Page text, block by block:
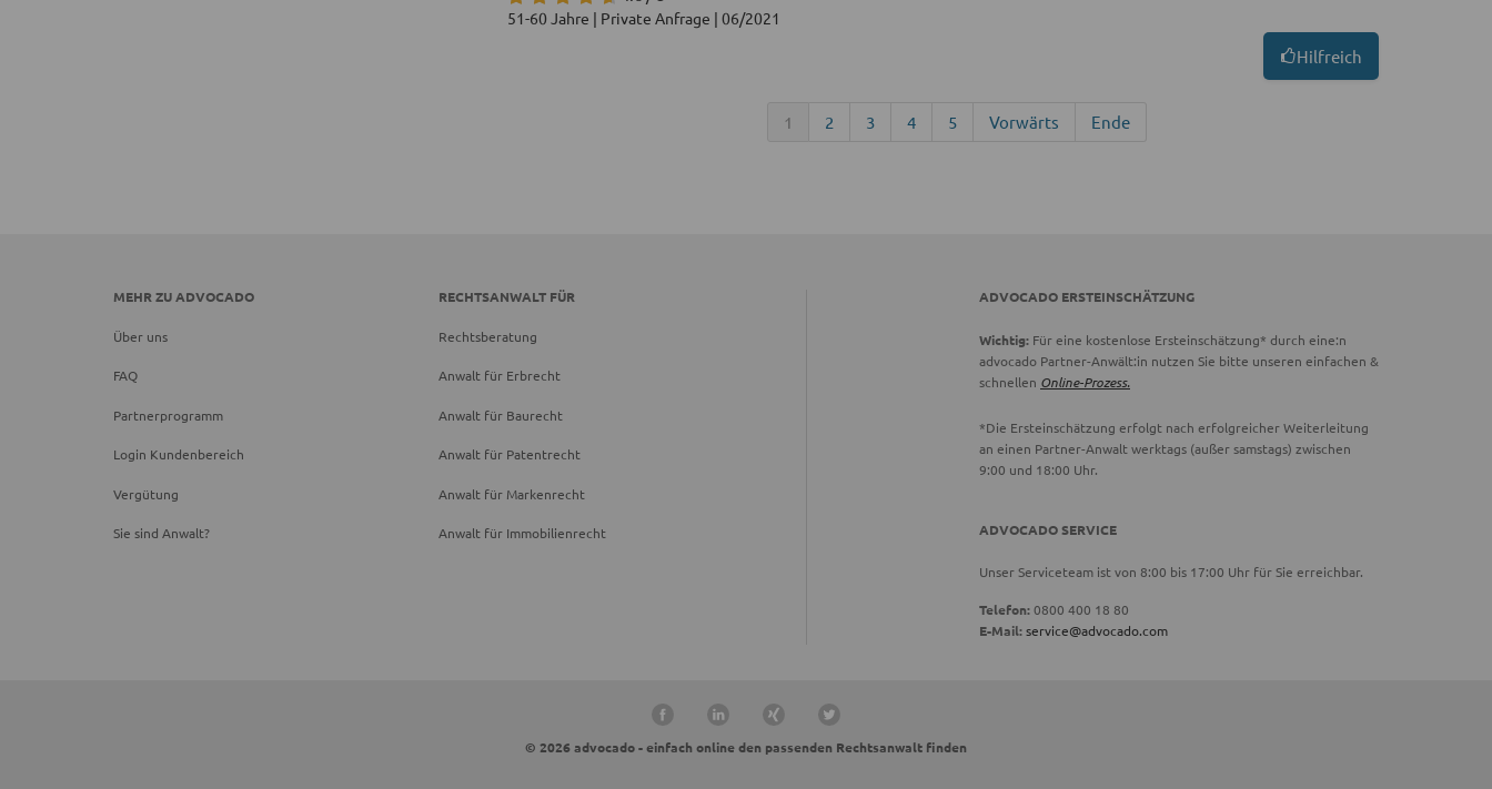
51-60 Jahre | Private Anfrage | 06/2021
Hilfreich
1 2 3 4 5 Vorwärts Ende
MEHR ZU ADVOCADO
Über uns
FAQ
Partnerprogramm
Login Kundenbereich
Vergütung
Sie sind Anwalt?
RECHTSANWALT FÜR
Rechtsberatung
Anwalt für Erbrecht
Anwalt für Baurecht
Anwalt für Patentrecht
Anwalt für Markenrecht
Anwalt für Immobilienrecht
ADVOCADO ERSTEINSCHÄTZUNG
Wichtig: Für eine kostenlose Ersteinschätzung* durch eine:n
advocado Partner-Anwält:in nutzen Sie bitte unseren einfachen &
schnellen Online-Prozess.
*Die Ersteinschätzung erfolgt nach erfolgreicher Weiterleitung
an einen Partner-Anwalt werktags (außer samstags) zwischen
9:00 und 18:00 Uhr.
ADVOCADO SERVICE
Unser Serviceteam ist von 8:00 bis 17:00 Uhr für Sie erreichbar.
Telefon:0800 400 18 80
E-Mail:service@advocado.com
© 2026 advocado - einfach online den passenden Rechtsanwalt finden